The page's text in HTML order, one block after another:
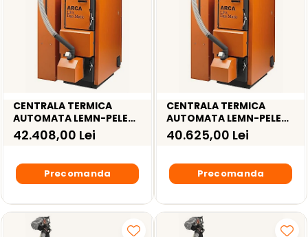
CENTRALA TERMICA
AUTOMATA LEMN-PELETI
ARCA LPA DUO MATIC
56RI INOX – 56KW
42.408,00 Lei
Precomanda
CENTRALA TERMICA
AUTOMATA LEMN-PELETI
ARCA LPA DUO MATIC 56R
– 56KW
40.625,00 Lei
Precomanda